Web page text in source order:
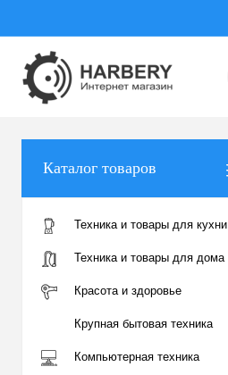
Каталог товаров
Техника и товары для кухни
Техника и товары для дома
Красота и здоровье
Крупная бытовая техника
Компьютерная техника